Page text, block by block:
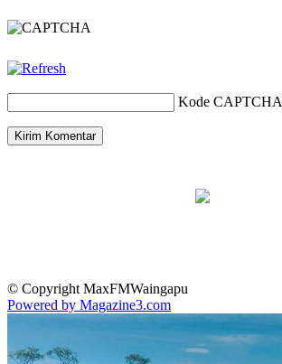
Kode CAPTCHA
© Copyright MaxFMWaingapu
Powered by Magazine3.com